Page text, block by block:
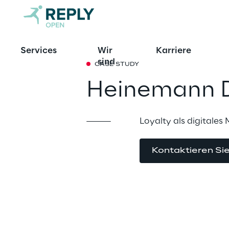
Services
Wir
sind
Karriere
CASE STUDY
Heinemann
Loyalty als digitales
Kontaktieren